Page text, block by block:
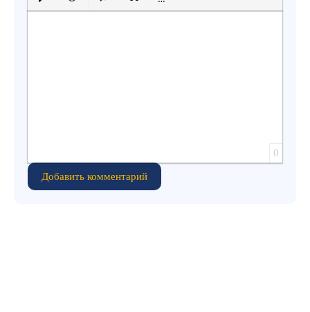
Вставить защищенную ссылку
Вставить смайлик
Вставка скрытого текста
Вставка цитаты
Вставка спойлера
0
Добавить комментарий